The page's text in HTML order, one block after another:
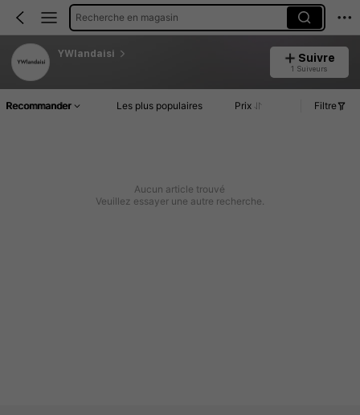
Recherche en magasin
YWlandaisi Suivre
1 Suiveurs
Recommander Les plus populaires Prix Filtre
Aucun article trouvé
Veuillez essayer une autre recherche.